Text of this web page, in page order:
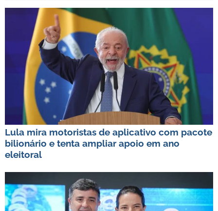
Lula mira motoristas de aplicativo com pacote
bilionário e tenta ampliar apoio em ano
eleitoral